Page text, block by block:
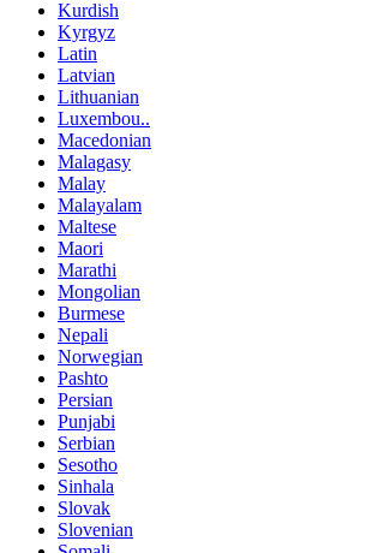
Kurdish
Kyrgyz
Latin
Latvian
Lithuanian
Luxembou..
Macedonian
Malagasy
Malay
Malayalam
Maltese
Maori
Marathi
Mongolian
Burmese
Nepali
Norwegian
Pashto
Persian
Punjabi
Serbian
Sesotho
Sinhala
Slovak
Slovenian